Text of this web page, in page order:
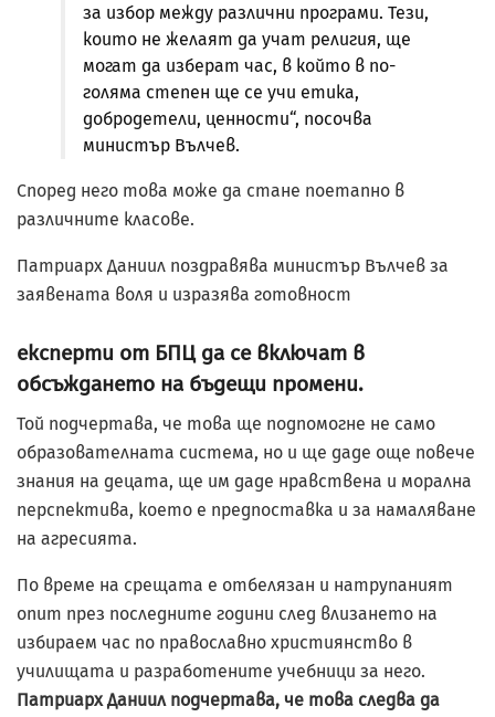
за избор между различни програми. Тези,
които не желаят да учат религия, ще
могат да изберат час, в който в по-
голяма степен ще се учи етика,
добродетели, ценности“, посочва
министър Вълчев.
Според него това може да стане поетапно в
различните класове.
Патриарх Даниил поздравява министър Вълчев за
заявената воля и изразява готовност
експерти от БПЦ да се включат в
обсъждането на бъдещи промени.
Той подчертава, че това ще подпомогне не само
образователната система, но и ще даде още повече
знания на децата, ще им даде нравствена и морална
перспектива, което е предпоставка и за намаляване
на агресията.
По време на срещата е отбелязан и натрупаният
опит през последните години след влизането на
избираем час по православно християнство в
училищата и разработените учебници за него.
Патриарх Даниил подчертава, че това следва да